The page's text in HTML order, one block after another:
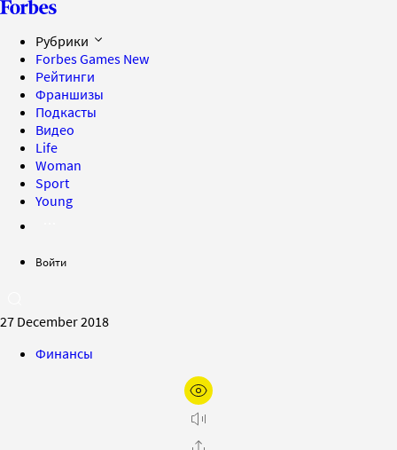
Рубрики
Forbes Games New
Рейтинги
Франшизы
Подкасты
Видео
Life
Woman
Sport
Young
Войти
27 December 2018
Финансы